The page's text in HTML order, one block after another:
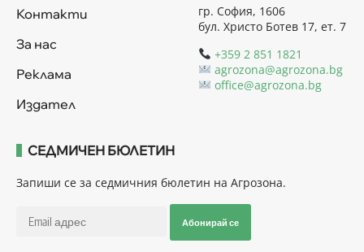
Контакти
За нас
Реклама
Издател
гр. София, 1606
бул. Христо Ботев 17, ет. 7
+359 2 851 1821
agrozona@agrozona.bg
office@agrozona.bg
СЕДМИЧЕН БЮЛЕТИН
Запиши се за седмичния бюлетин на Агрозона.
Абонирай се